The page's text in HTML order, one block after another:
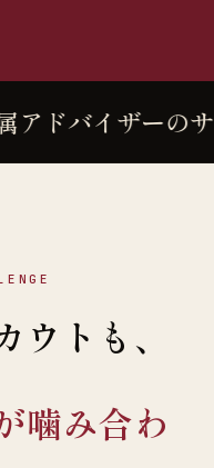
バイザーのサポ
トも、
噛み合わ